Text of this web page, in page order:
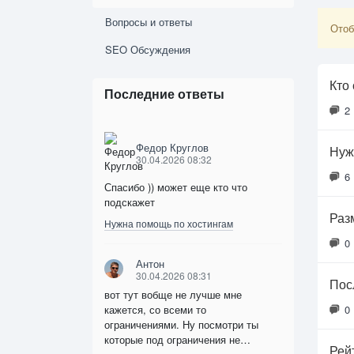
Вопросы и ответы
SEO Обсуждения
Последние ответы
Федор Круглов
30.04.2026 08:32
Спасибо )) может еще кто что
подскажет
Нужна помощь по хостингам
Антон
30.04.2026 08:31
вот тут вобще не лучше мне
кажется, со всеми то
ограничениями. Ну посмотри ты
которые под ограничения не…
2
6
0
0